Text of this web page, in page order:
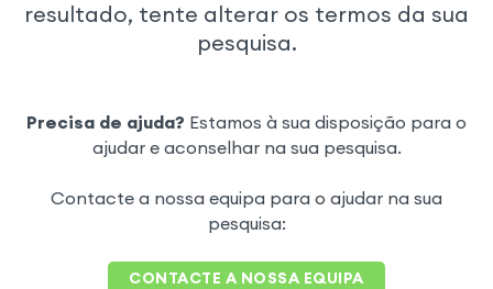
resultado, tente alterar os termos da sua
pesquisa.
Precisa de ajuda? Estamos à sua disposição para o
ajudar e aconselhar na sua pesquisa.
Contacte a nossa equipa para o ajudar na sua
pesquisa:
CONTACTE A NOSSA EQUIPA